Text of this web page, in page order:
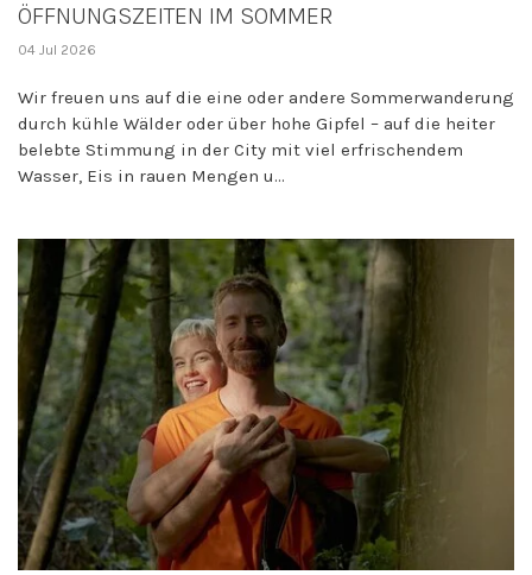
ÖFFNUNGSZEITEN IM SOMMER
04 Jul 2026
Wir freuen uns auf die eine oder andere Sommerwanderung
durch kühle Wälder oder über hohe Gipfel – auf die heiter
belebte Stimmung in der City mit viel erfrischendem
Wasser, Eis in rauen Mengen u...